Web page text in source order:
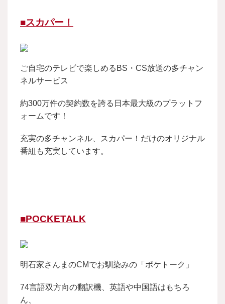
■スカパー！
ご自宅のテレビで楽しめるBS・CS放送の多チャン
ネルサービス
約300万件の契約数を誇る日本最大級のプラットフ
ォームです！
充実の多チャンネル、スカパー！だけのオリジナル
番組も充実しています。
■POCKETALK
明石家さんまのCMでお馴染みの「ポケトーク」
74言語双方向の翻訳機、英語や中国語はもちろ
ん、